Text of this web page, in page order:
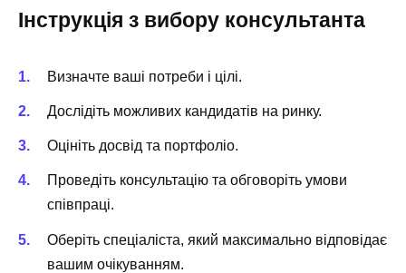
Інструкція з вибору консультанта
Визначте ваші потреби і цілі.
Дослідіть можливих кандидатів на ринку.
Оцініть досвід та портфоліо.
Проведіть консультацію та обговоріть умови
співпраці.
Оберіть спеціаліста, який максимально відповідає
вашим очікуванням.